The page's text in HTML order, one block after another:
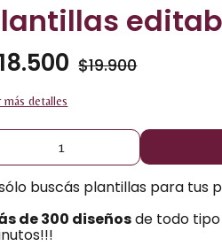
$19.900
más detalles
buscás plantillas para tus
de 300 diseñosde todo